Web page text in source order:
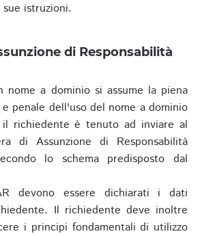
istruzioni.
di Responsabilità
nome a dominio si assume la piena
penale dell'uso del nome a dominio
richiedente è tenuto ad inviare al
di Assunzione di Responsabilità
lo schema predisposto dal
devono essere dichiarati i dati
Il richiedente deve inoltre
i principi fondamentali di utilizzo